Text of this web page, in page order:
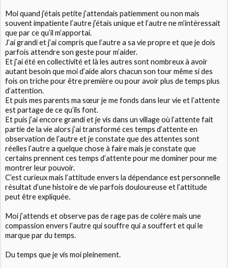
Moi quand j’étais petite j’attendais patiemment ou non mais
souvent impatiente l’autre j’étais unique et l’autre ne m’intéressait
que par ce qu’il m’apportai.
J’ai grandi et j’ai compris que l’autre a sa vie propre et que je dois
parfois attendre son geste pour m’aider.
Et j’ai été en collectivité et là les autres sont nombreux à avoir
autant besoin que moi d’aide alors chacun son tour même si des
fois on triche pour être première ou pour avoir plus de temps plus
d’attention.
Et puis mes parents ma sœur je me fonds dans leur vie et l’attente
est partage de ce qu’ils font.
Et puis j’ai encore grandi et je vis dans un village où l’attente fait
partie de la vie alors j’ai transformé ces temps d’attente en
observation de l’autre et je constate que des attentes sont
réelles l’autre a quelque chose à faire mais je constate que
certains prennent ces temps d’attente pour me dominer pour me
montrer leur pouvoir.
C’est curieux mais l’attitude envers la dépendance est personnelle
résultat d’une histoire de vie parfois douloureuse et l’attitude
peut être expliquée.
Moi j’attends et observe pas de rage pas de colère mais une
compassion envers l’autre qui souffre qui a souffert et qui le
marque par du temps.
Du temps que je vis moi pleinement.